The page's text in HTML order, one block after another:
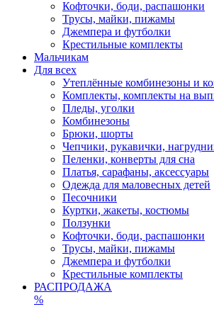
Кофточки, боди, распашонки
Трусы, майки, пижамы
Джемпера и футболки
Крестильные комплекты
Мальчикам
Для всех
Утеплённые комбинезоны и
Комплекты, комплекты на
Пледы, уголки
Комбинезоны
Брюки, шорты
Чепчики, рукавички,
Пеленки, конверты для сна
Платья, сарафаны, аксессуары
Одежда для маловесных детей
Песочники
Куртки, жакеты, костюмы
Ползунки
Кофточки, боди, распашонки
Трусы, майки, пижамы
Джемпера и футболки
Крестильные комплекты
РАСПРОДАЖА
%